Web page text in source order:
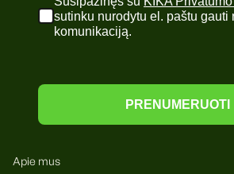
sutinku nurodytu el. paštu gauti
komunikaciją.
PRENUMERUOTI
Apie mus